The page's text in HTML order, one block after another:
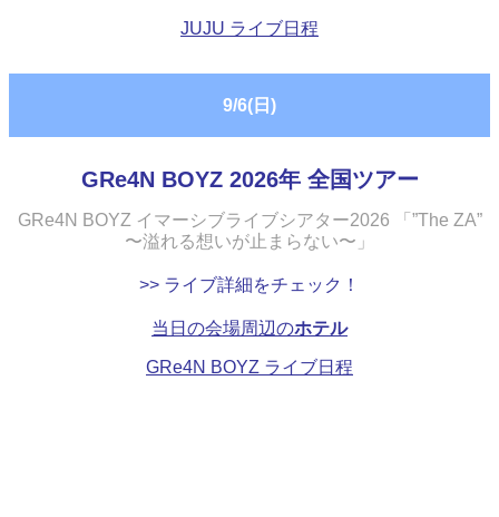
JUJU ライブ日程
9/6(日)
GRe4N BOYZ 2026年 全国ツアー
GRe4N BOYZ イマーシブライブシアター2026 「”The ZA”
〜溢れる想いが止まらない〜」
>> ライブ詳細をチェック！
当日の会場周辺のホテル
GRe4N BOYZ ライブ日程